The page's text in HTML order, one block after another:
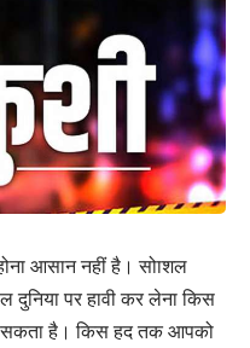
आसान नहीं है। सोाशल
दुनिया पर हावी कर लेना किस
है। किस हद तक आपको